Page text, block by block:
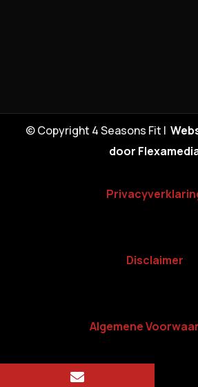
© Copyright 4 Seasons Fit |
door
Disclaimer
Algemene
